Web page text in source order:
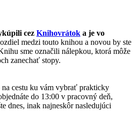
cez Knihovrátok a je vo
medzi touto knihou a novou by ste
sme označili nálepkou, ktorá môže
zanechať stopy.
na cestu ku vám vybrať prakticky
do 13:00 v pracovný deň,
dnes, inak najneskôr nasledujúci